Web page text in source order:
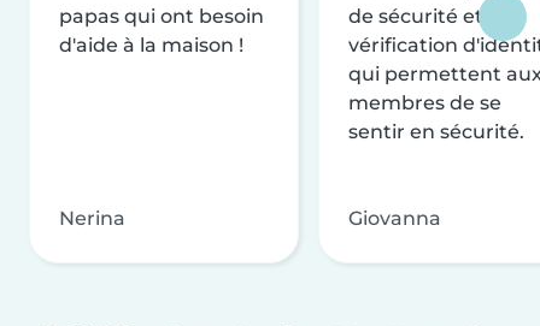
papas qui ont besoin
d'aide à la maison !
Nerina
de sécurité et de
vérification
qui permettent
membres de se
sentir en sécurité.
Giovanna